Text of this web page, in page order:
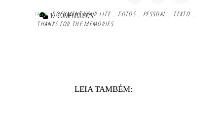
12 COMENTÁRIOS
TAG'S: DOCUMENT YOUR LIFE , FOTOS , PESSOAL , TEXTO ,
THANKS FOR THE MEMORIES
LEIA TAMBÉM: